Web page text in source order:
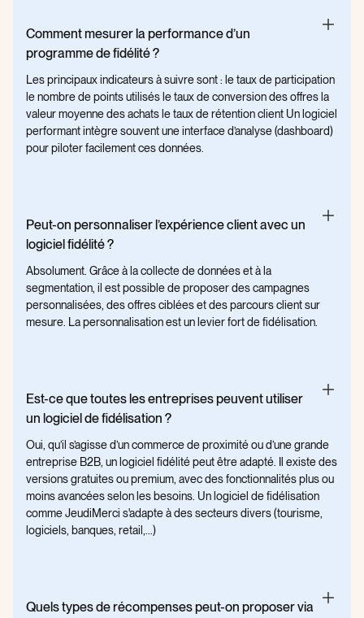
Comment mesurer la performance d’un
programme de fidélité ?
Les principaux indicateurs à suivre sont : le taux de participation
le nombre de points utilisés le taux de conversion des offres la
valeur moyenne des achats le taux de rétention client Un logiciel
performant intègre souvent une interface d’analyse (dashboard)
pour piloter facilement ces données.
Peut-on personnaliser l’expérience client avec un
logiciel fidélité ?
Absolument. Grâce à la collecte de données et à la
segmentation, il est possible de proposer des campagnes
personnalisées, des offres ciblées et des parcours client sur
mesure. La personnalisation est un levier fort de fidélisation.
Est-ce que toutes les entreprises peuvent utiliser
un logiciel de fidélisation ?
Oui, qu’il s’agisse d’un commerce de proximité ou d’une grande
entreprise B2B, un logiciel fidélité peut être adapté. Il existe des
versions gratuites ou premium, avec des fonctionnalités plus ou
moins avancées selon les besoins. Un logiciel de fidélisation
comme JeudiMerci s'adapte à des secteurs divers (tourisme,
logiciels, banques, retail,...)
Quels types de récompenses peut-on proposer via